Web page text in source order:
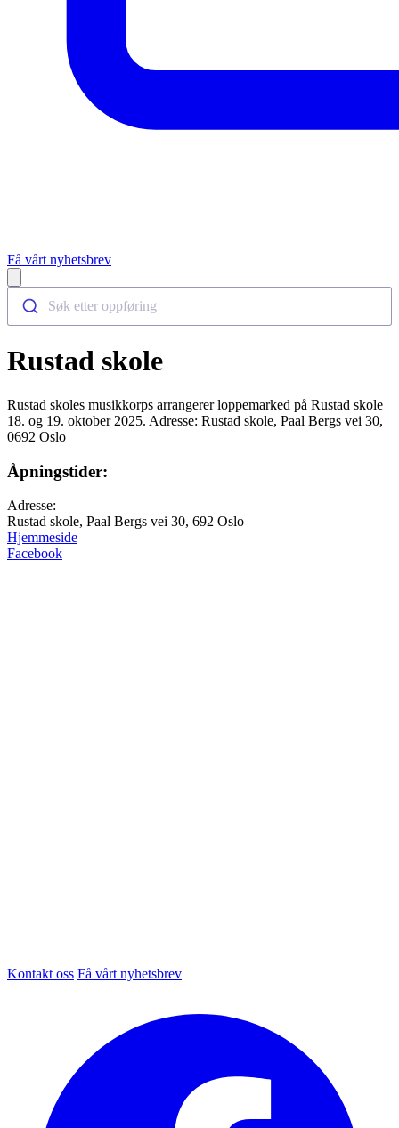
Få vårt nyhetsbrev
Søk etter oppføring
Rustad skole
Rustad skoles musikkorps arrangerer loppemarked på Rustad skole
18. og 19. oktober 2025. Adresse: Rustad skole, Paal Bergs vei 30,
0692 Oslo
Åpningstider:
Adresse:
Rustad skole, Paal Bergs vei 30, 692 Oslo
Hjemmeside
Facebook
Kontakt oss Få vårt nyhetsbrev